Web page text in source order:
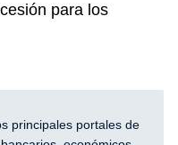
para los
principales portales de